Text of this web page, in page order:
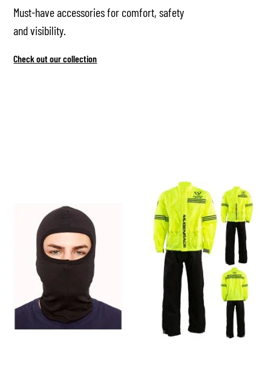
Must-have accessories for comfort, safety
and visibility.
Check out our collection